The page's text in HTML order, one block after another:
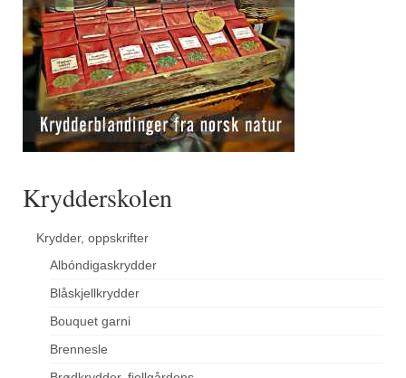
Krydderskolen
Krydder, oppskrifter
Albóndigaskrydder
Blåskjellkrydder
Bouquet garni
Brennesle